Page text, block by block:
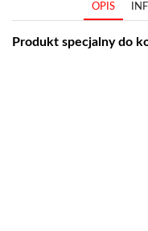
OPIS
Produkt specjalny do